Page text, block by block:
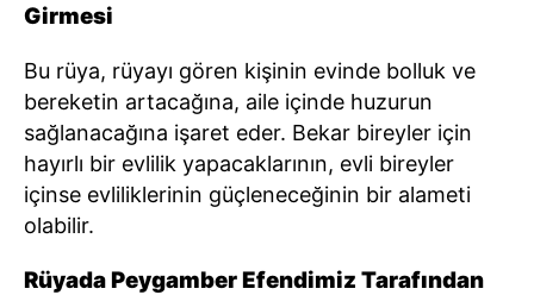
Girmesi
Bu rüya, rüyayı gören kişinin evinde bolluk ve
bereketin artacağına, aile içinde huzurun
sağlanacağına işaret eder. Bekar bireyler için
hayırlı bir evlilik yapacaklarının, evli bireyler
içinse evliliklerinin güçleneceğinin bir alameti
olabilir.
Rüyada Peygamber Efendimiz Tarafından